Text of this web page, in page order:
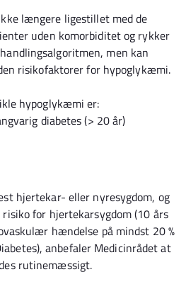
længere ligestillet med de
uden komorbiditet og rykker
men kan
risikofaktorer for hypoglykæmi.
hypoglykæmi er:
diabetes (> 20 år)
hjertekar- eller nyresygdom, og
for hjertekarsygdom (10 års
hændelse på mindst 20 %
anbefaler Medicinrådet at
rutinemæssigt.